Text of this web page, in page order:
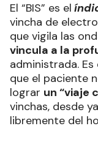
El “BIS” es el
vincha de
que vigila las
vincula a la
administrada.
que el paciente
lograr un “viaje
vinchas, desde
libremente del